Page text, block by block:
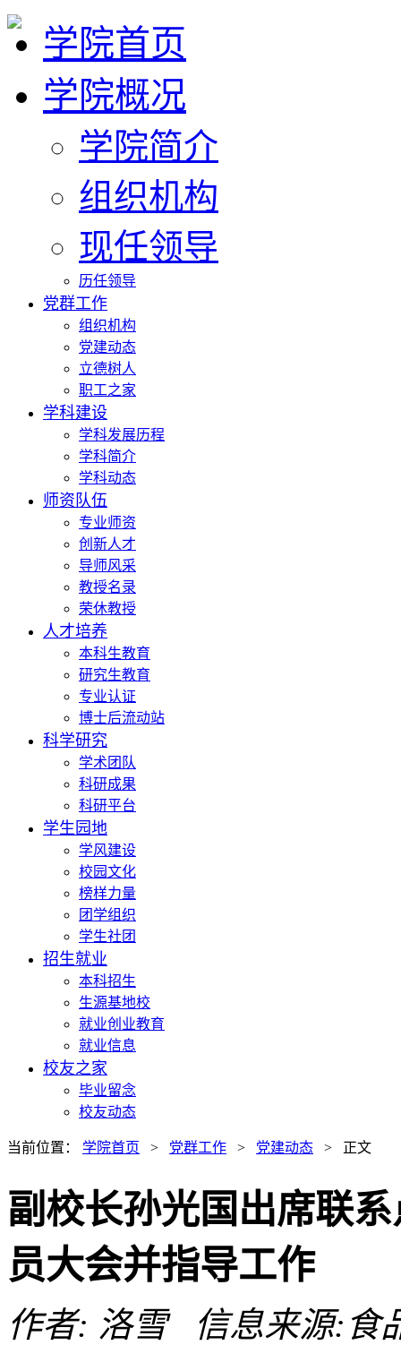
学院首页
学院概况
学院简介
组织机构
现任领导
历任领导
党群工作
组织机构
党建动态
立德树人
职工之家
学科建设
学科发展历程
学科简介
学科动态
师资队伍
专业师资
创新人才
导师风采
教授名录
荣休教授
人才培养
本科生教育
研究生教育
专业认证
博士后流动站
科学研究
学术团队
科研成果
科研平台
学生园地
学风建设
校园文化
榜样力量
团学组织
学生社团
招生就业
本科招生
生源基地校
就业创业教育
就业信息
校友之家
毕业留念
校友动态
当前位置： 学院首页 > 党群工作 > 党建动态 > 正文
副校长孙光国出席联
员大会并指导工作
作者: 洛雪 信息来源:食